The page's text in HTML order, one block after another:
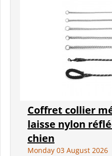
Coffret collier
laisse nylon
chien
Monday 03 August 2026